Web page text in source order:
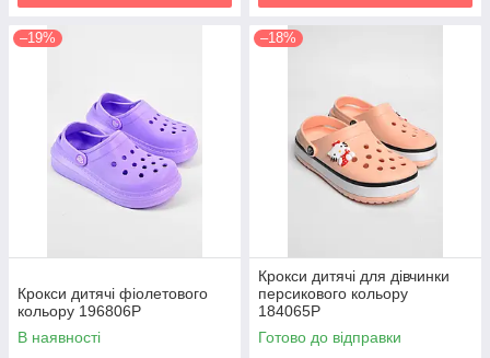
–19%
Крокси дитячі фіолетового
кольору 196806P
В наявності
–18%
Крокси дитячі для дівчинки
персикового кольору
184065P
Готово до відправки